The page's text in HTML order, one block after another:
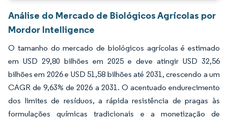
Análise do Mercado de Biológicos Agrícolas por
Mordor Intelligence
O tamanho do mercado de biológicos agrícolas é estimado
em USD 29,80 bilhões em 2025 e deve atingir USD 32,56
bilhões em 2026 e USD 51,58 bilhões até 2031, crescendo a um
CAGR de 9,63% de 2026 a 2031. O acentuado endurecimento
dos limites de resíduos, a rápida resistência de pragas às
formulações químicas tradicionais e a monetização de